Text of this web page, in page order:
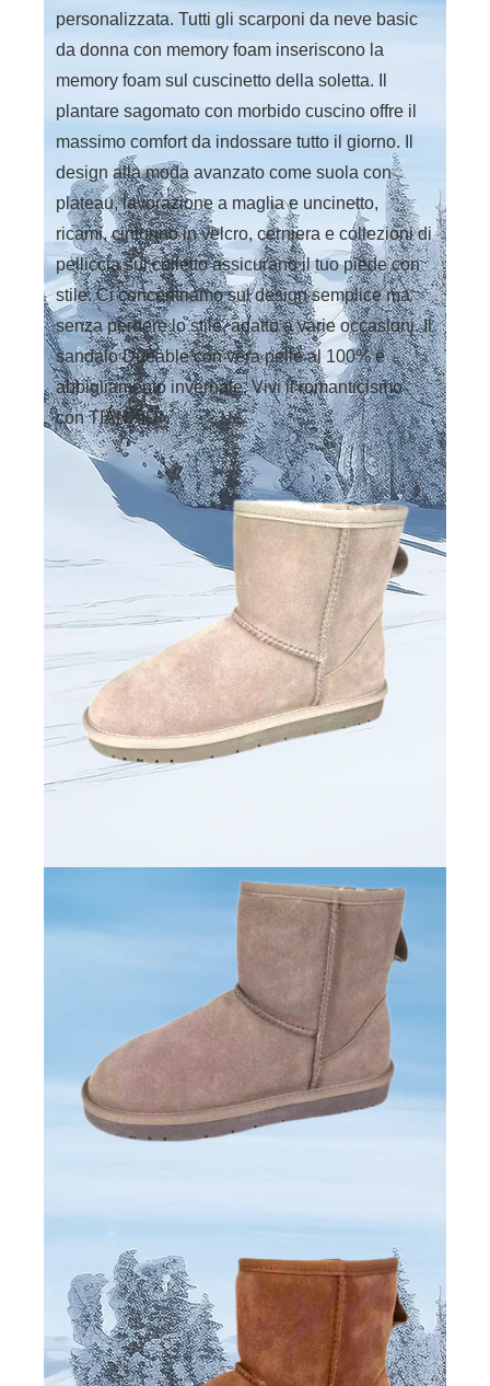
personalizzata. Tutti gli scarponi da neve basic
da donna con memory foam inseriscono la
memory foam sul cuscinetto della soletta. Il
plantare sagomato con morbido cuscino offre il
massimo comfort da indossare tutto il giorno. Il
design alla moda avanzato come suola con
plateau, lavorazione a maglia e uncinetto,
ricami, cinturino in velcro, cerniera e collezioni di
pelliccia sul colletto assicurano il tuo piede con
stile. Ci concentriamo sul design semplice ma
senza perdere lo stile, adatto a varie occasioni. Il
sandalo Dueable con vera pelle al 100% e
abbigliamento invernale. Vivi il romanticismo
con TIANXIU!